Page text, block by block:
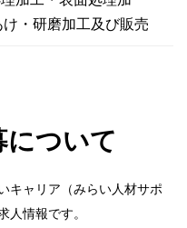
・研磨加工及び販売
について
キャリア（みらい人材サポ
人情報です。